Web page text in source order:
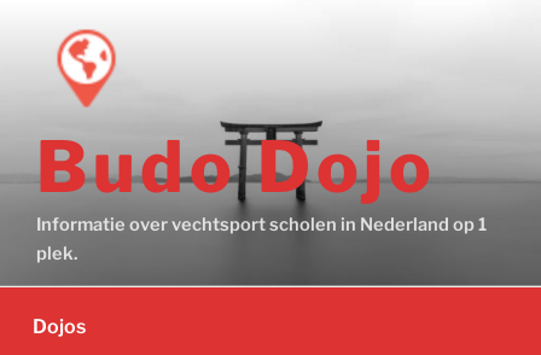
Budo Dojo
Informatie over vechtsport scholen in Nederland op 1
plek.
Dojos